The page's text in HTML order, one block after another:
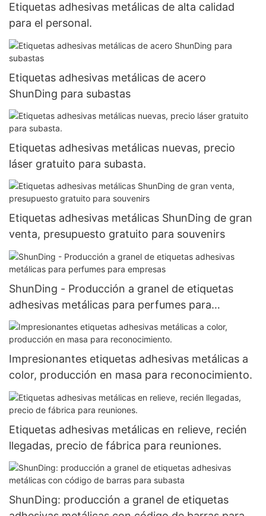
Etiquetas adhesivas metálicas de alta calidad
para el personal.
Etiquetas adhesivas metálicas de acero
ShunDing para subastas
Etiquetas adhesivas metálicas nuevas, precio
láser gratuito para subasta.
Etiquetas adhesivas metálicas ShunDing de gran
venta, presupuesto gratuito para souvenirs
ShunDing - Producción a granel de etiquetas
adhesivas metálicas para perfumes para
empresas
Impresionantes etiquetas adhesivas metálicas a
color, producción en masa para reconocimiento.
Etiquetas adhesivas metálicas en relieve, recién
llegadas, precio de fábrica para reuniones.
ShunDing: producción a granel de etiquetas